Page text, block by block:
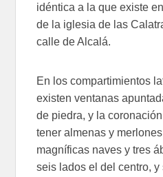
idéntica a la que existe
de la iglesia de las
calle de Alcalá.
En los compartimientos
existen ventanas
de piedra, y la
tener almenas y
magníficas naves y tres
seis lados el del centro,